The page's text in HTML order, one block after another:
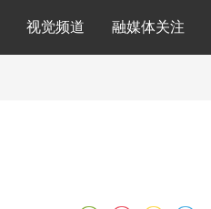
视觉频道 融媒体关注